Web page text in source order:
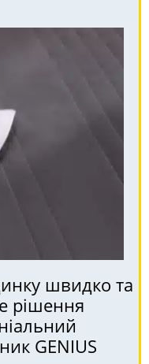
швидко та
рішення
GENIUS